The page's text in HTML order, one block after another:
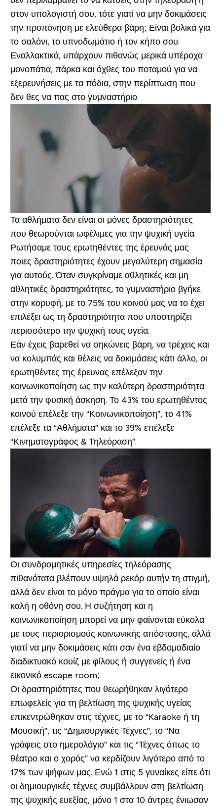
στον υπολογιστή σου, τότε γιατί να μην δοκιμάσεις
την προπόνηση με ελεύθερα βάρη; Είναι βολικά για
το σαλόνι, το υπνοδωμάτιο ή τον κήπο σου.
Εναλλακτικά, υπάρχουν πιθανώς μερικά υπέροχα
μονοπάτια, πάρκα και όχθες του ποταμού για να
εξερευνήσεις με τα πόδια, στην περίπτωση που
δεν θες να πας στο γυμναστήριο.
Τα αθλήματα δεν είναι οι μόνες δραστηριότητες
που θεωρούνται ωφέλιμες για την ψυχική υγεία.
Ρωτήσαμε τους ερωτηθέντες της έρευνάς μας
ποιες δραστηριότητες έχουν μεγαλύτερη σημασία
για αυτούς. Όταν συγκρίναμε αθλητικές και μη
αθλητικές δραστηριότητες, το γυμναστήριο βγήκε
στην κορυφή, με το 75% του κοινού μας να το έχει
επιλέξει ως τη δραστηριότητα που υποστηρίζει
περισσότερο την ψυχική τους υγεία.
Εάν έχεις βαρεθεί να σηκώνεις βάρη, να τρέχεις και
να κολυμπάς και θέλεις να δοκιμάσεις κάτι άλλο, οι
ερωτηθέντες της έρευνας επέλεξαν την
κοινωνικοποίηση ως την καλύτερη δραστηριότητα
μετά την φυσική άσκηση. Το 43% του ερωτηθέντος
κοινού επέλεξε την “Κοινωνικοποίηση”, το 41%
επέλεξε τα “Αθλήματα” και το 39% επέλεξε
“Κινηματογράφος & Τηλεόραση”.
Οι συνδρομητικές υπηρεσίες τηλεόρασης
πιθανότατα βλέπουν υψηλά ρεκόρ αυτήν τη στιγμή,
αλλά δεν είναι το μόνο πράγμα για το οποίο είναι
καλή η οθόνη σου. Η συζήτηση και η
κοινωνικοποίηση μπορεί να μην φαίνονται εύκολα
με τους περιορισμούς κοινωνικής απόστασης, αλλά
γιατί να μην δοκιμάσεις κάτι σαν ένα εβδομαδιαίο
διαδικτυακό κουίζ με φίλους ή συγγενείς ή ένα
εικονικό escape room;
Οι δραστηριότητες που θεωρήθηκαν λιγότερο
επωφελείς για τη βελτίωση της ψυχικής υγείας
επικεντρώθηκαν στις τέχνες, με το “Karaoke ή τη
Μουσική”, τις “Δημιουργικές Τέχνες”, το “Να
γράφεις στο ημερολόγιο” και τις “Τέχνες όπως το
θέατρο και ο χορός” να κερδίζουν λιγότερο από το
17% των ψήφων μας. Ενώ 1 στις 5 γυναίκες είπε ότι
οι δημιουργικές τέχνες συμβάλλουν στη βελτίωση
της ψυχικής ευεξίας, μόνο 1 στα 10 άντρες ένιωσαν